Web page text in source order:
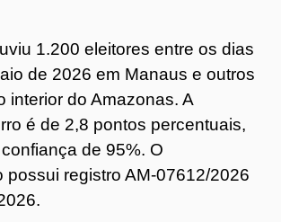
1.200 eleitores entre os dias
de 2026 em Manaus e outros
interior do Amazonas. A
é de 2,8 pontos percentuais,
de 95%. O
possui registro AM-07612/2026